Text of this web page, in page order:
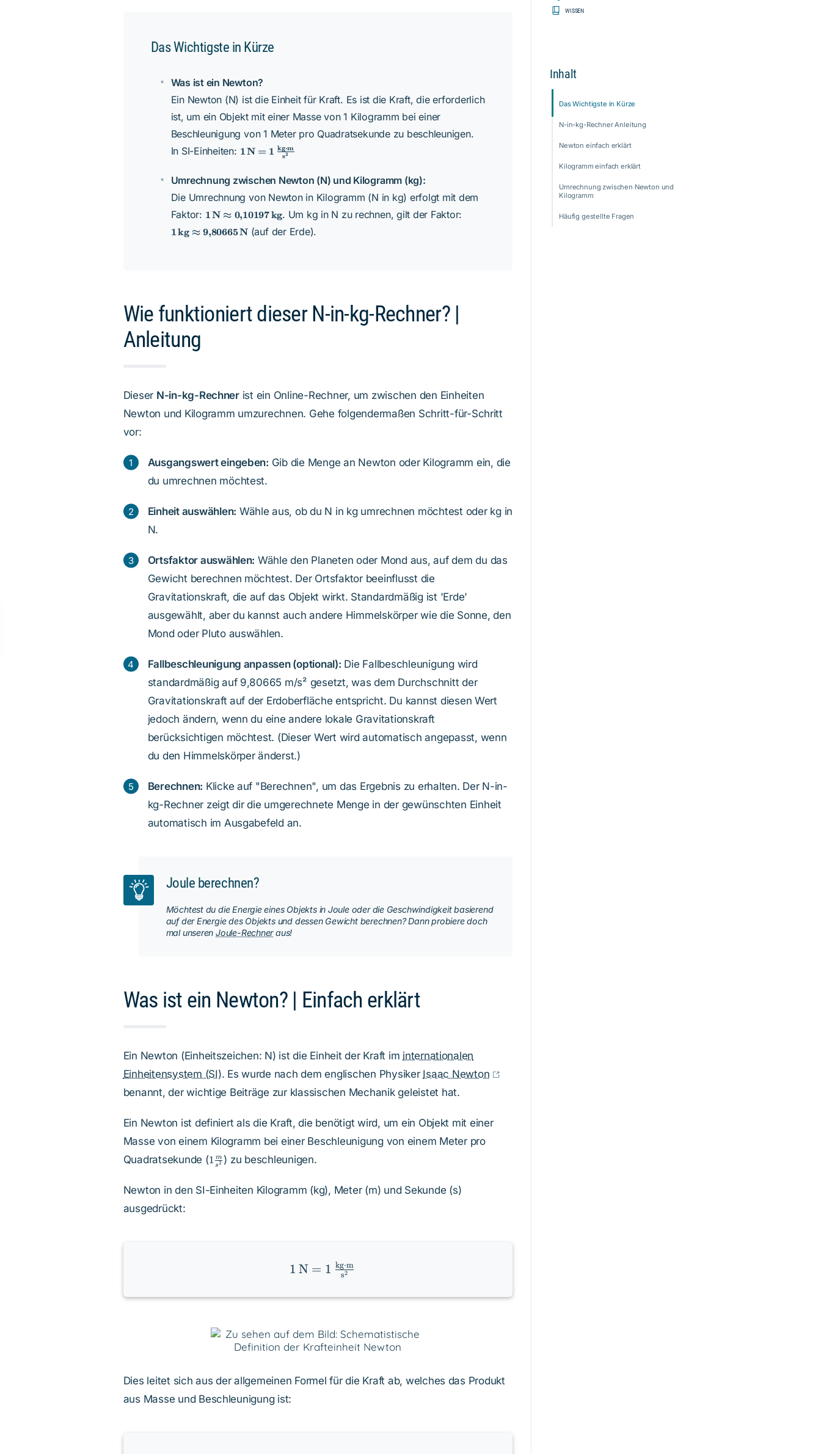
Das Wichtigste in Kürze
Was ist ein Newton?
Ein Newton (N) ist die Einheit für Kraft. Es ist die Kraft, die erforderlich
ist, um ein Objekt mit einer Masse von 1 Kilogramm bei einer
Beschleunigung von 1 Meter pro Quadratsekunde zu beschleunigen.
In SI-Einheiten: 1 \, \text{N} =
\cdot
\text{m}}
{\text{s}^2}
1N = 1 s2
kg⋅m
Umrechnung zwischen Newton (N) und Kilogramm (kg):
Die Umrechnung von Newton in Kilogramm (N in kg) erfolgt mit dem
Faktor: 1 \,
\text{N}
\approx
1N ≈ 0,10197kg. Um kg in N zu rechnen, gilt der Faktor:
1kg ≈ 9,80665N(auf der Erde).
Wie funktioniert dieser N-in-kg-Rechner? |
Anleitung
Dieser N-in-kg-Rechner ist ein Online-Rechner, um zwischen den Einheiten
Newton und Kilogramm umzurechnen. Gehe folgendermaßen Schritt-für-Schritt
vor:
Ausgangswert eingeben: Gib die Menge an Newton oder Kilogramm ein, die
du umrechnen möchtest.
Einheit auswählen: Wähle aus, ob du N in kg umrechnen möchtest oder kg in
N.
Ortsfaktor auswählen: Wähle den Planeten oder Mond aus, auf dem du das
Gewicht berechnen möchtest. Der Ortsfaktor beeinflusst die
Gravitationskraft, die auf das Objekt wirkt. Standardmäßig ist 'Erde'
ausgewählt, aber du kannst auch andere Himmelskörper wie die Sonne, den
Mond oder Pluto auswählen.
Fallbeschleunigung anpassen (optional): Die Fallbeschleunigung wird
standardmäßig auf 9,80665 m/s² gesetzt, was dem Durchschnitt der
Gravitationskraft auf der Erdoberfläche entspricht. Du kannst diesen Wert
jedoch ändern, wenn du eine andere lokale Gravitationskraft
berücksichtigen möchtest. (Dieser Wert wird automatisch angepasst, wenn
du den Himmelskörper änderst.)
Berechnen: Klicke auf "Berechnen", um das Ergebnis zu erhalten. Der N-in-
kg-Rechner zeigt dir die umgerechnete Menge in der gewünschten Einheit
automatisch im Ausgabefeld an.
Joule berechnen?
Möchtest du die Energie eines Objekts in Joule oder die Geschwindigkeit basierend
auf der Energie des Objekts und dessen Gewicht berechnen? Dann probiere doch
mal unserenJoule-Rechneraus!
Was ist ein Newton? | Einfach erklärt
Ein Newton (Einheitszeichen: N) ist die Einheit der Kraft im internationalen
Einheitensystem (SI). Es wurde nach dem englischen Physiker Isaac Newton
benannt, der wichtige Beiträge zur klassischen Mechanik geleistet hat.
Ein Newton ist definiert als die Kraft, die benötigt wird, um ein Objekt mit einer
Masse von einem Kilogramm bei einer Beschleunigung von einem Meter pro
Quadratsekunde (1\frac{m}
{s^2}
1 s2
m ) zu beschleunigen.
Newton in den SI-Einheiten Kilogramm (kg), Meter (m) und Sekunde (s)
ausgedrückt:
1 \, \text{N} =
1 \,
\frac{\text{kg}
\text{m}}
{\text{s}^2}
1 N = 1 s2
kg⋅m
Dies leitet sich aus der allgemeinen Formel für die Kraft ab, welches das Produkt
aus Masse und Beschleunigung ist:
WISSEN
Inhalt
Das Wichtigste in Kürze
N-in-kg-Rechner Anleitung
Newton einfach erklärt
Kilogramm einfach erklärt
Umrechnung zwischen Newton und
Kilogramm
Häufig gestellte Fragen